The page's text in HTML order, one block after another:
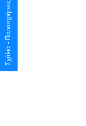
Σχόλια - Παρατηρήσεις